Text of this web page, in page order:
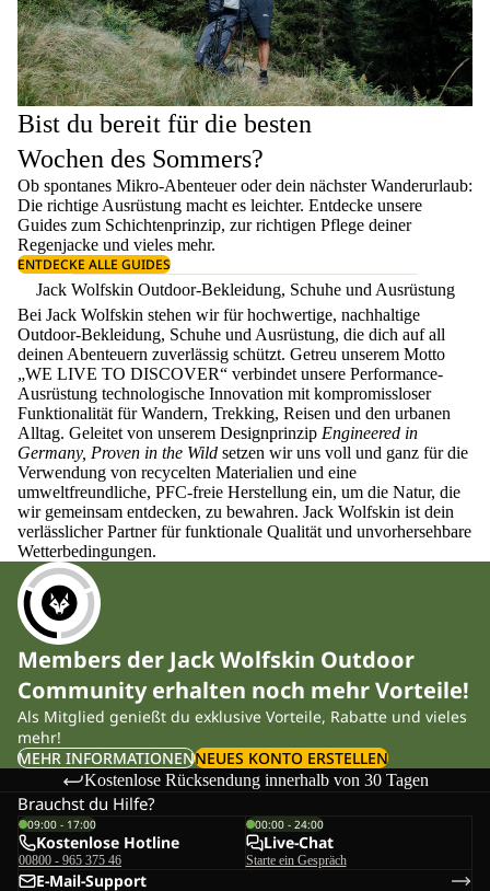
Bist du bereit für die besten
Wochen des Sommers?
Ob spontanes Mikro-Abenteuer oder dein nächster Wanderurlaub:
Die richtige Ausrüstung macht es leichter. Entdecke unsere
Guides zum Schichtenprinzip, zur richtigen Pflege deiner
Regenjacke und vieles mehr.
ENTDECKE ALLE GUIDES
Jack Wolfskin Outdoor-Bekleidung, Schuhe und Ausrüstung
Bei Jack Wolfskin stehen wir für hochwertige, nachhaltige
Outdoor-Bekleidung, Schuhe und Ausrüstung, die dich auf all
deinen Abenteuern zuverlässig schützt. Getreu unserem Motto
„WE LIVE TO DISCOVER“ verbindet unsere Performance-
Ausrüstung technologische Innovation mit kompromissloser
Funktionalität für Wandern, Trekking, Reisen und den urbanen
Alltag. Geleitet von unserem Designprinzip Engineered in
Germany, Proven in the Wild setzen wir uns voll und ganz für die
Verwendung von recycelten Materialien und eine
umweltfreundliche, PFC-freie Herstellung ein, um die Natur, die
wir gemeinsam entdecken, zu bewahren. Jack Wolfskin ist dein
verlässlicher Partner für funktionale Qualität und unvorhersehbare
Wetterbedingungen.
Members der Jack Wolfskin Outdoor
Community erhalten noch mehr Vorteile!
Als Mitglied genießt du exklusive Vorteile, Rabatte und vieles
mehr!
MEHR INFORMATIONENNEUES KONTO ERSTELLEN
Kostenlose Rücksendung innerhalb von 30 Tagen
Brauchst du Hilfe?
09:00 - 17:00
Kostenlose Hotline
00800 - 965 375 46
00:00 - 24:00
Live-Chat
Starte ein Gespräch
E-Mail-Support